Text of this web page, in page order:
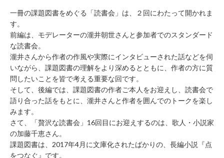
一冊の課題図書をめぐる「読書会」は、２回にわたって開かれま
す。
前編は、モデレーターの瀧井朝世さんと参加者でのスタンダード
な読書会。
瀧井さんから作者の作風や実際にインタビューされた話などを伺
いながら、課題図書の理解をより深めるとともに、作者の方に質
問したいことを皆で考える重要な回です。
そして、後編では、課題図書の作者ご本人をお迎えし、読書会で
語り合った話をもとに、瀧井さんと作者を囲んでのトークを楽し
みます。
さて、「贅沢な読書会」16回目にお迎えするのは、歌人・小説家
の加藤千恵さん。
課題図書は、2017年4月に文庫化されたばかりの、長編小説『点
をつなぐ』です。
始
休
業）
月
～
土 9：
00
～
22：
00
日・
祝 9：
00
～
21：